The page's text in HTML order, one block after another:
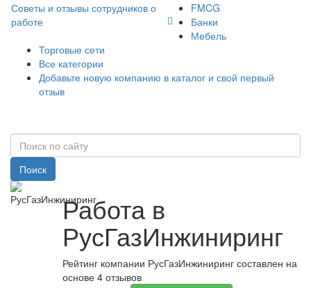
Советы и отзывы сотрудников о
работе
FMCG
Банки
Мебель
Торговые сети
Все категории
Добавьте новую компанию в каталог и свой первый
отзыв
Поиск
Работа в
РусГазИнжиниринг
Рейтинг компании РусГазИнжиниринг составлен на
основе 4 отзывов